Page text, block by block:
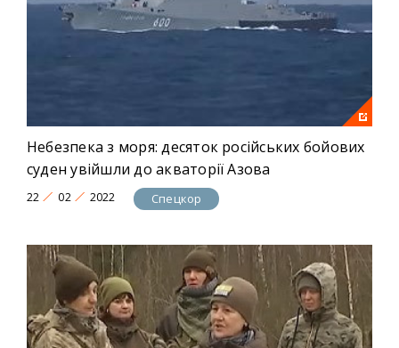
Небезпека з моря: десяток російських бойових
суден увійшли до акваторії Азова
22 02 2022 Спецкор